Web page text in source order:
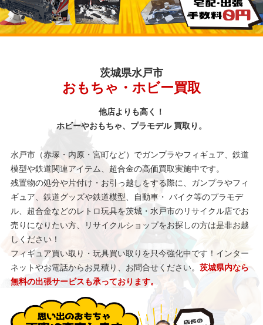
茨城県水戸市
おもちゃ・ホビー買取
他店よりも高く！
ホビーやおもちゃ、プラモデル 買取り。
水戸市（赤塚・内原・宮町など）でガンプラやフィギュア、鉄道
模型や鉄道関連アイテム、超合金の高価買取実施中です。
残置物の処分や片付け・お引っ越しをする際に、ガンプラやフィ
ギュア、鉄道グッズや鉄道模型、自動車・ バイク等のプラモデ
ル、超合金などのレトロ玩具を茨城・水戸市のリサイクル店でお
売りになりたい方、リサイクルショップをお探しの方は是非お越
しください！
フィギュア買い取り・玩具買い取りを只今強化中です！インター
ネットやお電話からお見積り、お問合せください。 茨城県内なら
無料の出張サービスも承っております。